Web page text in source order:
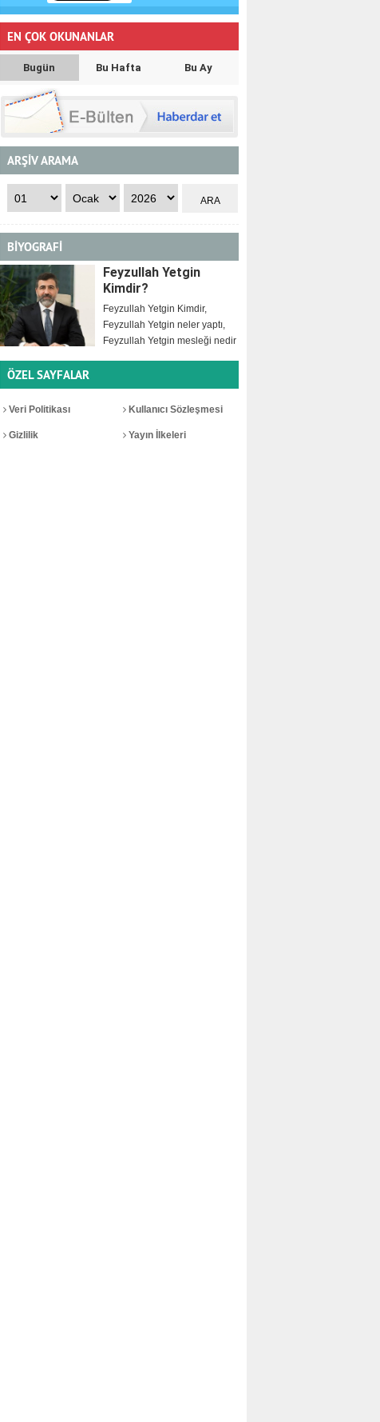
EN ÇOK OKUNANLAR
Bugün Bu Hafta Bu Ay
ARŞİV ARAMA
BİYOGRAFİ
Feyzullah Yetgin
Kimdir?
Feyzullah Yetgin Kimdir,
Feyzullah Yetgin neler yaptı,
Feyzullah Yetgin mesleği nedir
ÖZEL SAYFALAR
Veri Politikası Kullanıcı Sözleşmesi
Gizlilik Yayın İlkeleri